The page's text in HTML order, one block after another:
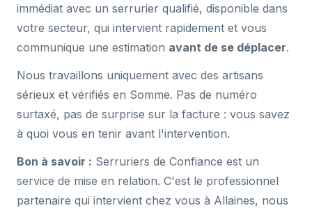
immédiat avec un serrurier qualifié, disponible dans
votre secteur, qui intervient rapidement et vous
communique une estimation avant de se déplacer.
Nous travaillons uniquement avec des artisans
sérieux et vérifiés en Somme. Pas de numéro
surtaxé, pas de surprise sur la facture : vous savez
à quoi vous en tenir avant l'intervention.
Bon à savoir : Serruriers de Confiance est un
service de mise en relation. C'est le professionnel
partenaire qui intervient chez vous à Allaines, nous